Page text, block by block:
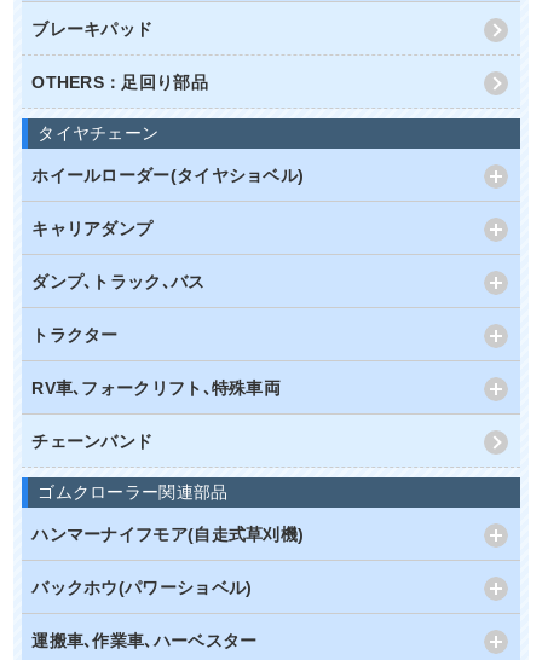
ブレーキパッド
OTHERS：足回り部品
タイヤチェーン
ホイールローダー(タイヤショベル)
キャリアダンプ
ダンプ､トラック､バス
トラクター
RV車､フォークリフト､特殊車両
チェーンバンド
ゴムクローラー関連部品
ハンマーナイフモア(自走式草刈機)
バックホウ(パワーショベル)
運搬車､作業車､ハーベスター